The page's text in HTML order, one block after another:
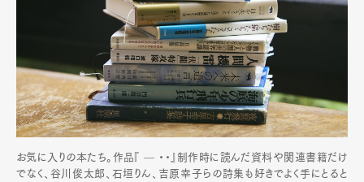
お気に入りの本たち。作品『 — ・・』制作時に読んだ資料や関連書籍だけ
でなく、谷川俊太郎、石垣りん、吉原幸子らの詩集も好きでよく手にとると